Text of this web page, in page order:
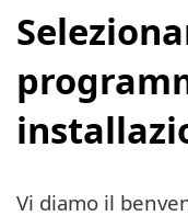
Vi diamo il